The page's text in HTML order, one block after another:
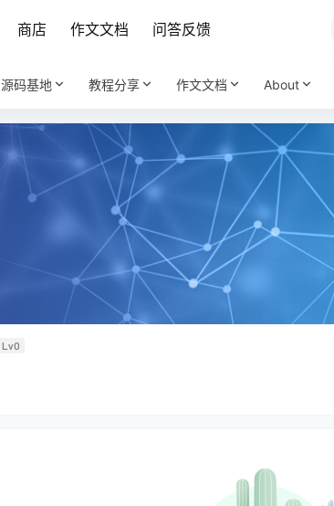
商店 作文文档 问答反馈
源码基地 教程分享 作文文档 About
Lv0